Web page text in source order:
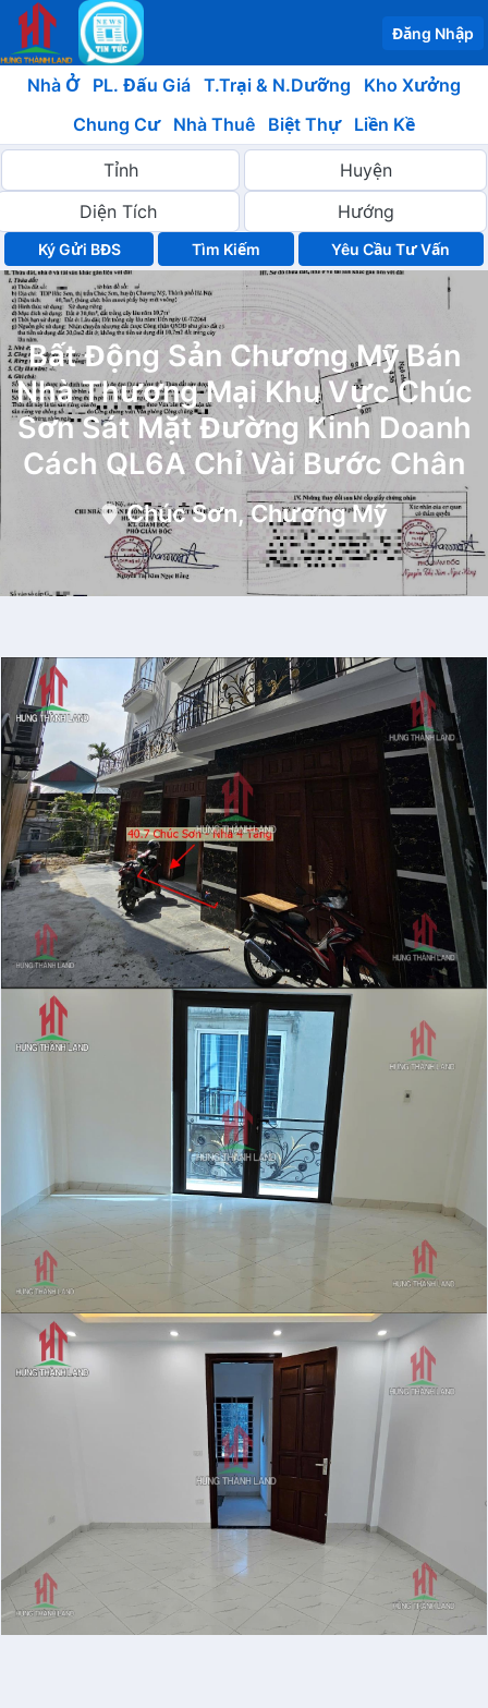
Đăng Nhập
Nhà Ở PL. Đấu Giá T.Trại & N.Dưỡng
Kho Xưởng
Chung Cư
Nhà Thuê Biệt Thự Liền Kề
Ký Gửi BĐS Yêu Cầu Tư Vấn
Bất Động Sản Chương Mỹ Bán
Nhà Thương Mại Khu Vực Chúc
Sơn Sát Mặt Đường Kinh Doanh
Cách QL6A Chỉ Vài Bước Chân
Chúc Sơn, Chương Mỹ